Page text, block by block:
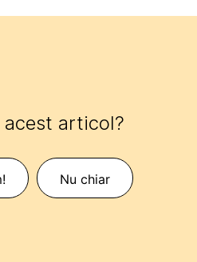
articol?
Nu chiar